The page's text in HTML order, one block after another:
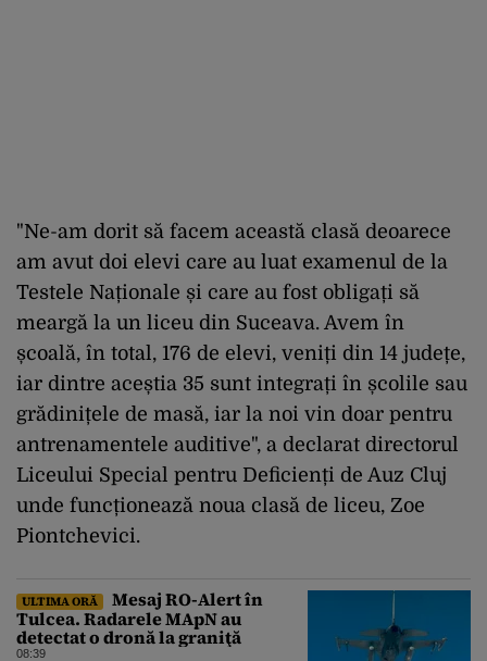
"Ne-am dorit să facem această clasă deoarece
am avut doi elevi care au luat examenul de la
Testele Naționale și care au fost obligați să
meargă la un liceu din Suceava. Avem în
școală, în total, 176 de elevi, veniți din 14 județe,
iar dintre aceștia 35 sunt integrați în școlile sau
grădinițele de masă, iar la noi vin doar pentru
antrenamentele auditive", a declarat directorul
Liceului Special pentru Deficienți de Auz Cluj
unde funcționează noua clasă de liceu, Zoe
Piontchevici.
ULTIMA ORĂ
Mesaj RO-Alert în
Tulcea. Radarele MApN au
detectat o dronă la graniţă
08:39